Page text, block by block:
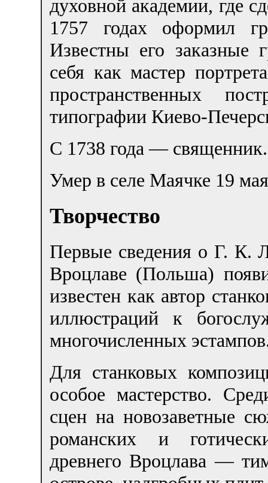
духовной академии, где
1757 годах оформил
Известны его заказные
себя как мастер
пространственных
типографии Киево-
С 1738 года — священник.
Умер в селе Маячке 19
Творчество
Первые сведения о Г. К.
Вроцлаве (Польша)
известен как автор
иллюстраций к
многочисленных
Для станковых
особое мастерство.
сцен на новозаветные
романских и
древнего Вроцлава —